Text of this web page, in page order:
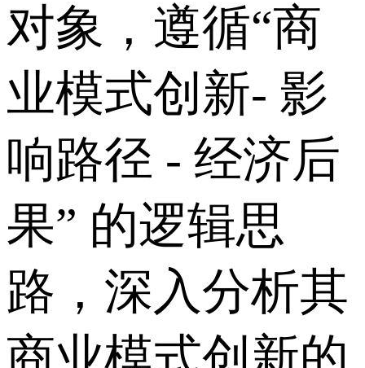
对象，遵循“商
业模式创新- 影
响路径 - 经济后
果” 的逻辑思
路，深入分析其